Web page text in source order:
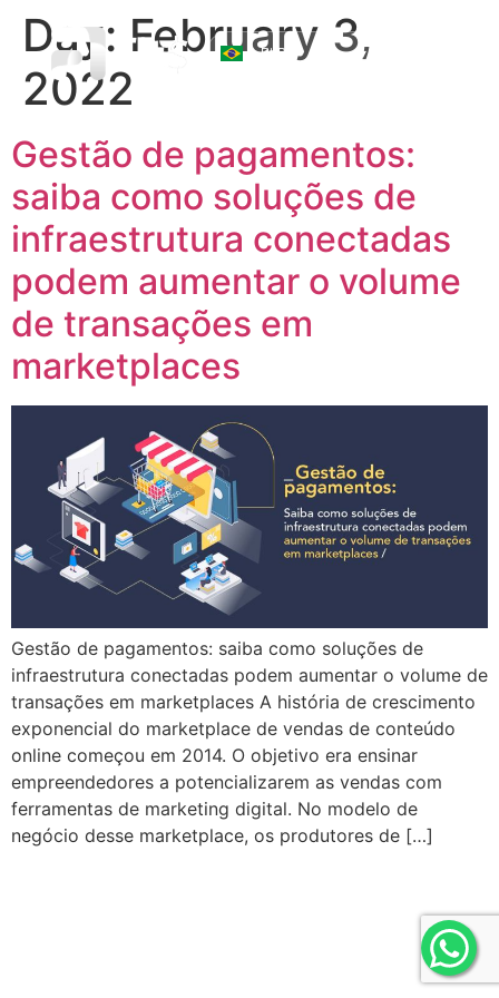
Day: February 3,
2022
Gestão de pagamentos:
saiba como soluções de
infraestrutura conectadas
podem aumentar o volume
de transações em
marketplaces
Gestão de pagamentos: saiba como soluções de
infraestrutura conectadas podem aumentar o volume de
transações em marketplaces A história de crescimento
exponencial do marketplace de vendas de conteúdo
online começou em 2014. O objetivo era ensinar
empreendedores a potencializarem as vendas com
ferramentas de marketing digital. No modelo de
negócio desse marketplace, os produtores de […]